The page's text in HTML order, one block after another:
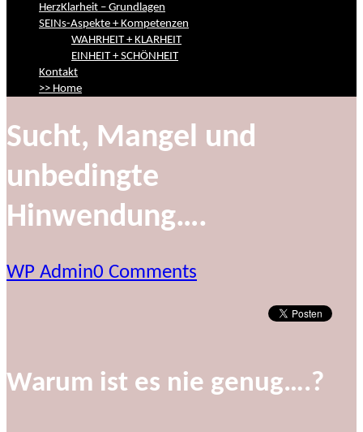
HerzKlarheit – Grundlagen
SEINs-Aspekte + Kompetenzen
WAHRHEIT + KLARHEIT
EINHEIT + SCHÖNHEIT
Kontakt
>> Home
Sucht, Mangel und
unbedingte
Hinwendung….
WP Admin0 Comments
Warum ist es nie genug….?